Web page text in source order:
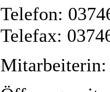
Telefon:
Telefax:
Mitarbeiterin: